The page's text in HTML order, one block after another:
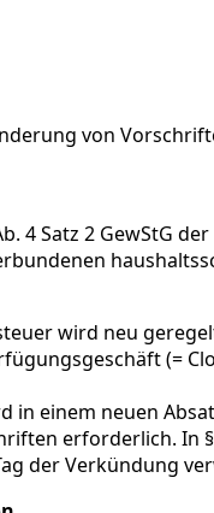
von
4 Satz 2 GewStG
wird neu
(=
einem neuen
erforderlich. In
der Verkündung